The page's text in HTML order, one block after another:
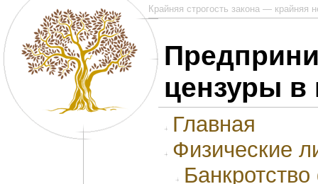
Крайняя строгость закона —
цензуры в
Главная
Физические